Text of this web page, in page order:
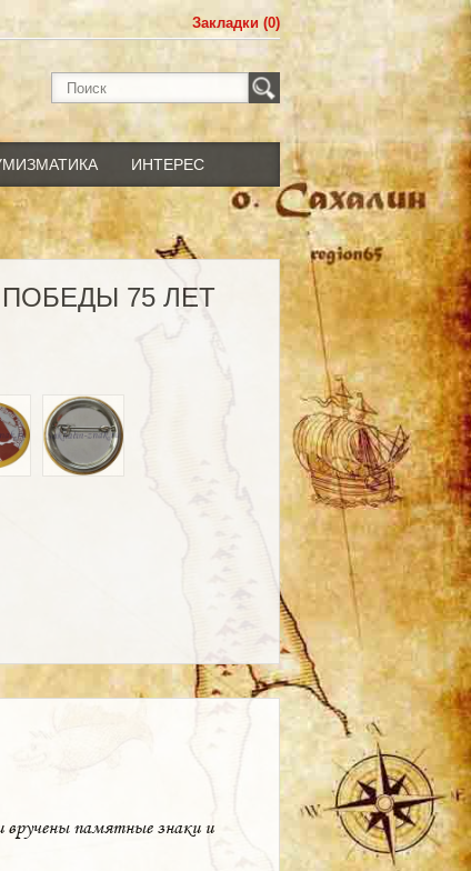
Закладки (0)
ИНТЕРЕС
75 ЛЕТ
вручены памятные знаки и